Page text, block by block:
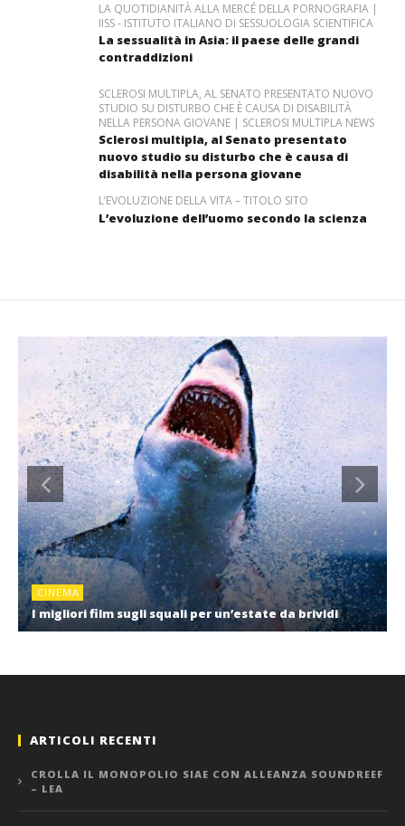
LA QUOTIDIANITÀ ALLA MERCÉ DELLA PORNOGRAFIA |
IISS - ISTITUTO ITALIANO DI SESSUOLOGIA SCIENTIFICA
La sessualità in Asia: il paese delle grandi
contraddizioni
SCLEROSI MULTIPLA, AL SENATO PRESENTATO NUOVO
STUDIO SU DISTURBO CHE È CAUSA DI DISABILITÀ
NELLA PERSONA GIOVANE | SCLEROSI MULTIPLA NEWS
Sclerosi multipla, al Senato presentato
nuovo studio su disturbo che è causa di
disabilità nella persona giovane
L’EVOLUZIONE DELLA VITA – TITOLO SITO
L’evoluzione dell’uomo secondo la scienza
CINEMA
I migliori film sugli squali per un’estate da brividi
ARTICOLI RECENTI
CROLLA IL MONOPOLIO SIAE CON ALLEANZA SOUNDREEF
– LEA